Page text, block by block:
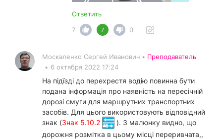
Ответить
7
7 0
Москаленко Сергей Иванович • Преподаватель
• 6 октября 2022 17:24
На підїзді до перехрестя водію повинна бути
подана інформація про наявність на пересічній
дорозі смуги для маршрутних транспортних
засобів. Для цього використовують відповідний
знак (Знак 5.10.2
). З малюнку видно, що
дорожня розмітка в цьому місці переривчата,,